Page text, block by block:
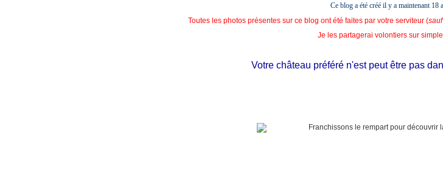
Ce blog a été créé il y a maintenant 18
Toutes les photos présentes sur ce blog ont été faites par votre serviteur (
Je les partagerai volontiers sur simple
Votre château préféré n'est peut être pas